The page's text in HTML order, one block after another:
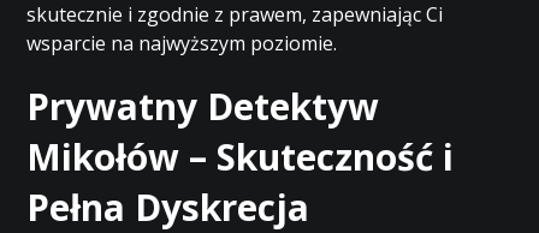
skutecznie i zgodnie z prawem, zapewniając Ci
wsparcie na najwyższym poziomie.
Prywatny Detektyw
Mikołów – Skuteczność i
Pełna Dyskrecja